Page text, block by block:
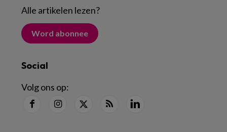
Alle artikelen lezen?
Word abonnee
Social
Volg ons op: